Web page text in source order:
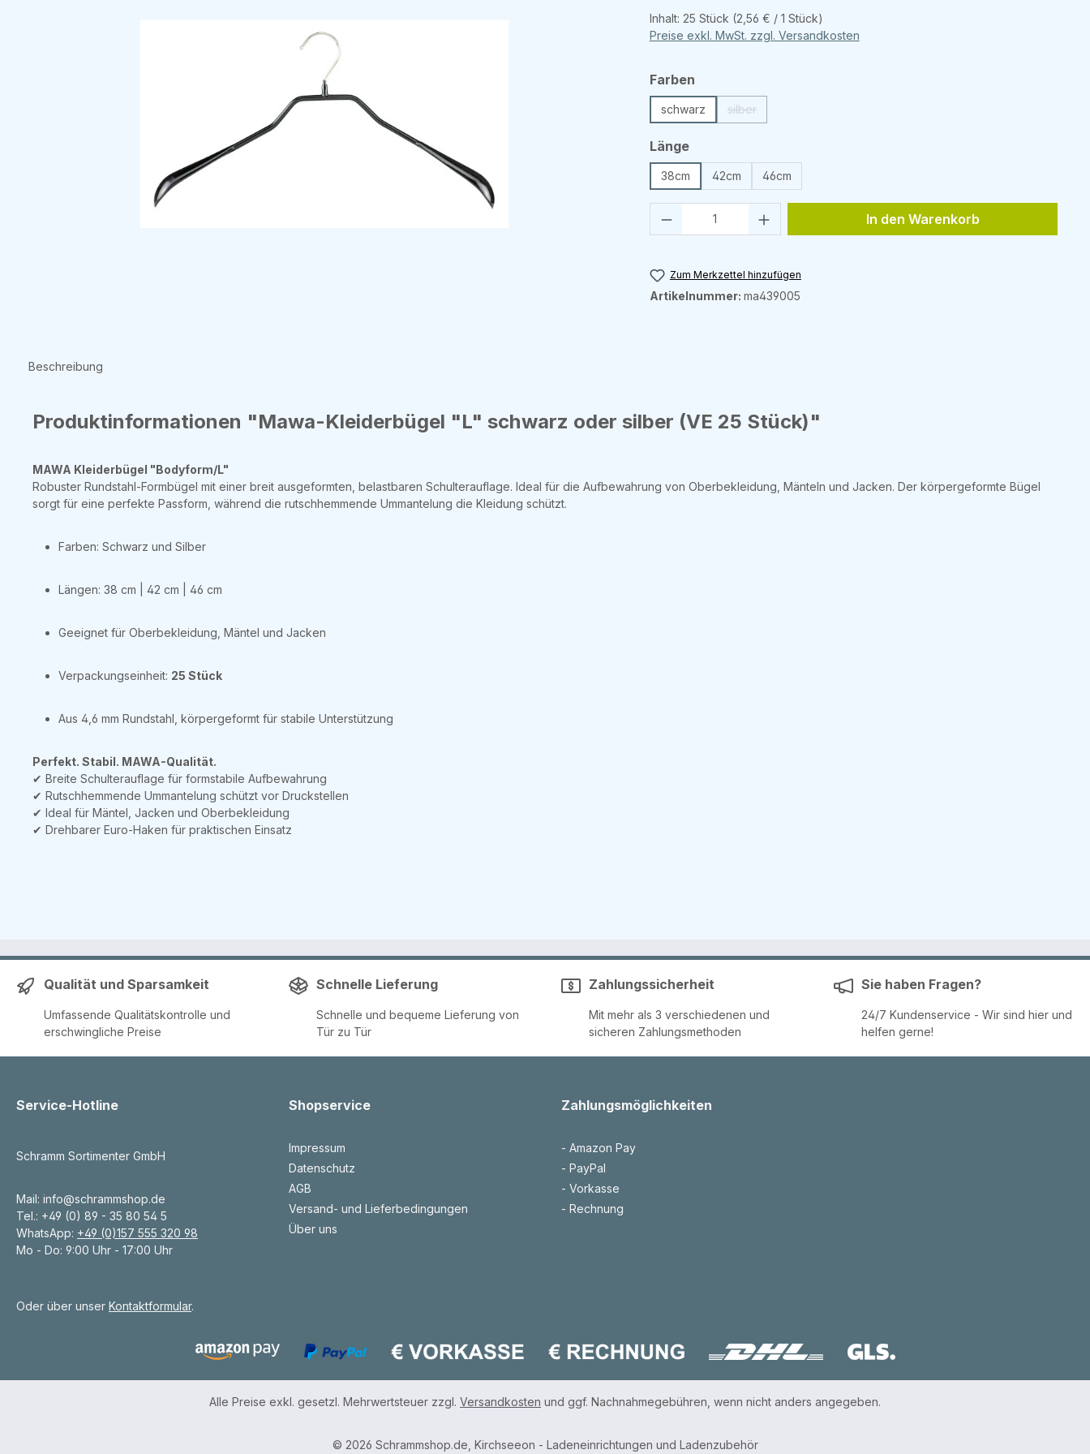
Inhalt: 25 Stück (2,56 € / 1 Stück)
Preise exkl. MwSt. zzgl. Versandkosten
Farbenauswählen
schwarz silber
Längeauswählen
38cm 42cm 46cm
Produkt Anzahl: Gib den gewünschten Wert
In den Warenkorb
Zum Merkzettel hinzufügen
Artikelnummer: ma439005
Beschreibung
Produktinformationen "Mawa-Kleiderbügel "L" schwarz oder silber (VE 25 Stück)"
MAWA Kleiderbügel "Bodyform/L"
Robuster Rundstahl-Formbügel mit einer breit ausgeformten, belastbaren Schulterauflage. Ideal für die Aufbewahrung von Oberbekleidung, Mänteln und Jacken. Der körpergeformte Bügel
sorgt für eine perfekte Passform, während die rutschhemmende Ummantelung die Kleidung schützt.
Farben: Schwarz und Silber
Längen: 38 cm | 42 cm | 46 cm
Geeignet für Oberbekleidung, Mäntel und Jacken
Verpackungseinheit: 25 Stück
Aus 4,6 mm Rundstahl, körpergeformt für stabile Unterstützung
Perfekt. Stabil. MAWA-Qualität.
✔ Breite Schulterauflage für formstabile Aufbewahrung
✔ Rutschhemmende Ummantelung schützt vor Druckstellen
✔ Ideal für Mäntel, Jacken und Oberbekleidung
✔ Drehbarer Euro-Haken für praktischen Einsatz
Qualität und Sparsamkeit
Umfassende Qualitätskontrolle und
erschwingliche Preise
Schnelle Lieferung
Schnelle und bequeme Lieferung von
Tür zu Tür
Zahlungssicherheit
Mit mehr als 3 verschiedenen und
sicheren Zahlungsmethoden
Sie haben Fragen?
24/7 Kundenservice - Wir sind hier und
helfen gerne!
Service-Hotline
Schramm Sortimenter GmbH
Mail: info@schrammshop.de
Tel.: +49 (0) 89 - 35 80 54 5
WhatsApp: +49 (0)157 555 320 98
Mo - Do: 9:00 Uhr - 17:00 Uhr
Oder über unser Kontaktformular.
Shopservice
Impressum
Datenschutz
AGB
Versand- und Lieferbedingungen
Über uns
Zahlungsmöglichkeiten
- Amazon Pay
- PayPal
- Vorkasse
- Rechnung
Alle Preise exkl. gesetzl. Mehrwertsteuer zzgl. Versandkosten und ggf. Nachnahmegebühren, wenn nicht anders angegeben.
© 2026 Schrammshop.de, Kirchseeon - Ladeneinrichtungen und Ladenzubehör